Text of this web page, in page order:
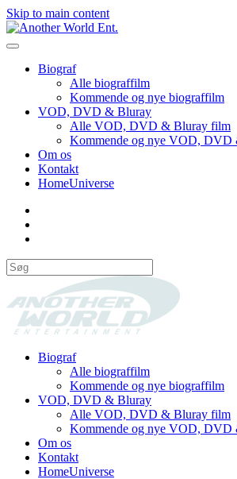
Skip to main content
Biograf
Alle biograffilm
Kommende og nye biograffilm
VOD, DVD & Bluray
Alle VOD, DVD & Bluray film
Kommende og nye VOD,
Om os
Kontakt
HomeUniverse
Biograf
Alle biograffilm
Kommende og nye biograffilm
VOD, DVD & Bluray
Alle VOD, DVD & Bluray film
Kommende og nye VOD,
Om os
Kontakt
HomeUniverse